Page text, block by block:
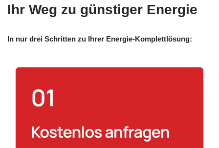
Ihr Weg zu günstiger Energie
In nur drei Schritten zu Ihrer Energie-Komplettlösung: